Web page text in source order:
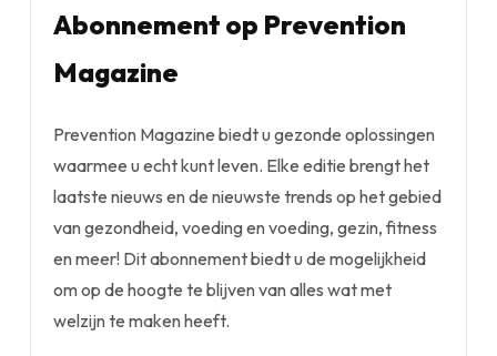
Abonnement op Prevention
Magazine
Prevention Magazine biedt u gezonde oplossingen
waarmee u echt kunt leven. Elke editie brengt het
laatste nieuws en de nieuwste trends op het gebied
van gezondheid, voeding en voeding, gezin, fitness
en meer! Dit abonnement biedt u de mogelijkheid
om op de hoogte te blijven van alles wat met
welzijn te maken heeft.